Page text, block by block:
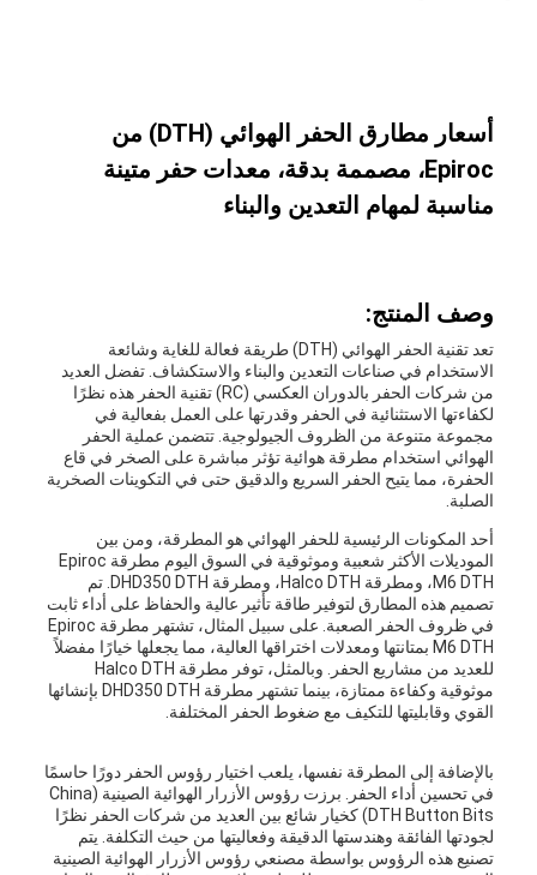
أسعار مطارق الحفر الهوائي (DTH) من
Epiroc، مصممة بدقة، معدات حفر متينة
مناسبة لمهام التعدين والبناء
وصف المنتج:
تعد تقنية الحفر الهوائي (DTH) طريقة فعالة للغاية وشائعة
الاستخدام في صناعات التعدين والبناء والاستكشاف. تفضل العديد
من شركات الحفر بالدوران العكسي (RC) تقنية الحفر هذه نظرًا
لكفاءتها الاستثنائية في الحفر وقدرتها على العمل بفعالية في
مجموعة متنوعة من الظروف الجيولوجية. تتضمن عملية الحفر
الهوائي استخدام مطرقة هوائية تؤثر مباشرة على الصخر في قاع
الحفرة، مما يتيح الحفر السريع والدقيق حتى في التكوينات الصخرية
الصلبة.
أحد المكونات الرئيسية للحفر الهوائي هو المطرقة، ومن بين
الموديلات الأكثر شعبية وموثوقية في السوق اليوم مطرقة Epiroc
M6 DTH، ومطرقة Halco DTH، ومطرقة DHD350 DTH. تم
تصميم هذه المطارق لتوفير طاقة تأثير عالية والحفاظ على أداء ثابت
في ظروف الحفر الصعبة. على سبيل المثال، تشتهر مطرقة Epiroc
M6 DTH بمتانتها ومعدلات اختراقها العالية، مما يجعلها خيارًا مفضلاً
للعديد من مشاريع الحفر. وبالمثل، توفر مطرقة Halco DTH
موثوقية وكفاءة ممتازة، بينما تشتهر مطرقة DHD350 DTH بإنشائها
القوي وقابليتها للتكيف مع ضغوط الحفر المختلفة.
بالإضافة إلى المطرقة نفسها، يلعب اختيار رؤوس الحفر دورًا حاسمًا
في تحسين أداء الحفر. برزت رؤوس الأزرار الهوائية الصينية (China
DTH Button Bits) كخيار شائع بين العديد من شركات الحفر نظرًا
لجودتها الفائقة وهندستها الدقيقة وفعاليتها من حيث التكلفة. يتم
تصنيع هذه الرؤوس بواسطة مصنعي رؤوس الأزرار الهوائية الصينية